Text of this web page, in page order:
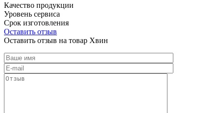
Качество продукции
Уровень сервиса
Срок изготовления
Оставить отзыв
Оставить отзыв на товар Хвин